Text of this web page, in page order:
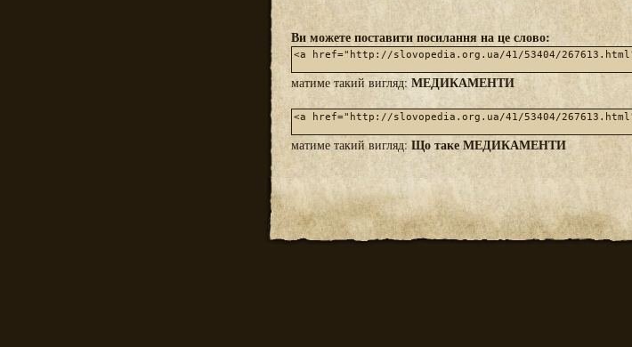
Ви можете поставити посилання на це слово:
матиме такий вигляд: МЕДИКАМЕНТИ
матиме такий вигляд:Що таке МЕДИКАМЕНТИ